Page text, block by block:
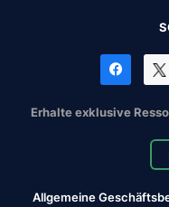
Erhalte exklusive
Allgemeine